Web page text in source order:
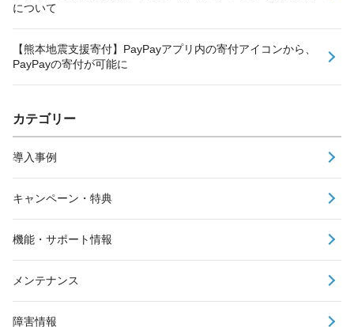
について
【熊本地震支援寄付】PayPayアプリ内の寄付アイコンから、
PayPayの寄付が可能に
カテゴリー
導入事例
キャンペーン・特典
機能・サポート情報
メンテナンス
障害情報